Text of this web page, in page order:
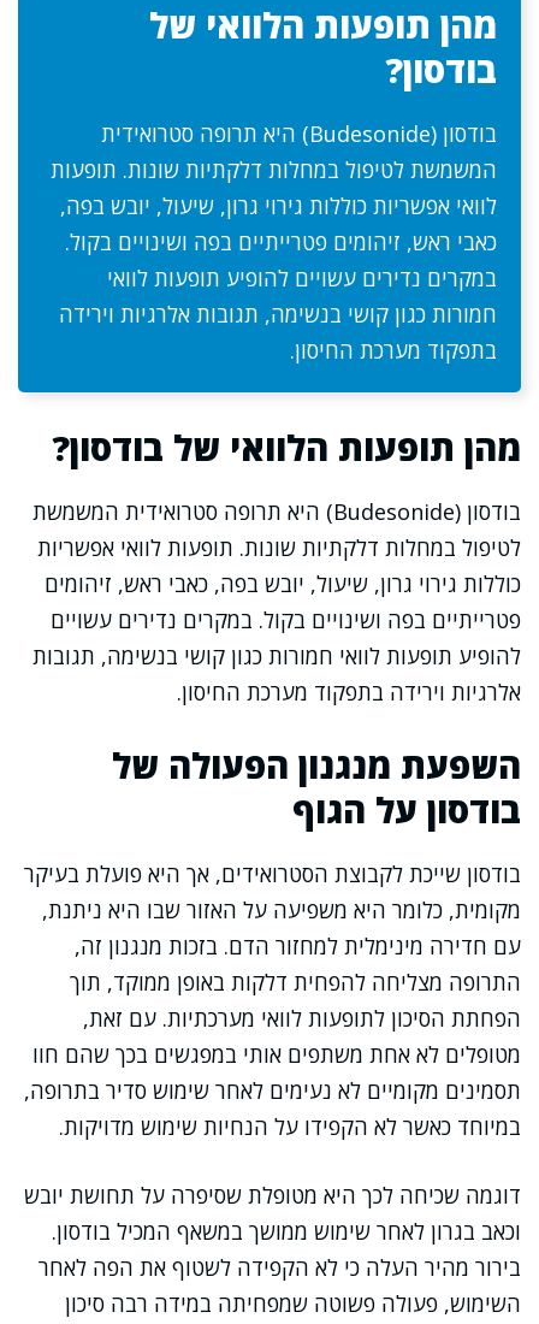
מהן תופעות הלוואי של
בודסון?
בודסון (Budesonide) היא תרופה סטרואידית
המשמשת לטיפול במחלות דלקתיות שונות. תופעות
לוואי אפשריות כוללות גירוי גרון, שיעול, יובש בפה,
כאבי ראש, זיהומים פטרייתיים בפה ושינויים בקול.
במקרים נדירים עשויים להופיע תופעות לוואי
חמורות כגון קושי בנשימה, תגובות אלרגיות וירידה
בתפקוד מערכת החיסון.
מהן תופעות הלוואי של בודסון?
בודסון (Budesonide) היא תרופה סטרואידית המשמשת
לטיפול במחלות דלקתיות שונות. תופעות לוואי אפשריות
כוללות גירוי גרון, שיעול, יובש בפה, כאבי ראש, זיהומים
פטרייתיים בפה ושינויים בקול. במקרים נדירים עשויים
להופיע תופעות לוואי חמורות כגון קושי בנשימה, תגובות
אלרגיות וירידה בתפקוד מערכת החיסון.
השפעת מנגנון הפעולה של
בודסון על הגוף
בודסון שייכת לקבוצת הסטרואידים, אך היא פועלת בעיקר
מקומית, כלומר היא משפיעה על האזור שבו היא ניתנת,
עם חדירה מינימלית למחזור הדם. בזכות מנגנון זה,
התרופה מצליחה להפחית דלקות באופן ממוקד, תוך
הפחתת הסיכון לתופעות לוואי מערכתיות. עם זאת,
מטופלים לא אחת משתפים אותי במפגשים בכך שהם חוו
תסמינים מקומיים לא נעימים לאחר שימוש סדיר בתרופה,
במיוחד כאשר לא הקפידו על הנחיות שימוש מדויקות.
דוגמה שכיחה לכך היא מטופלת שסיפרה על תחושת יובש
וכאב בגרון לאחר שימוש ממושך במשאף המכיל בודסון.
בירור מהיר העלה כי לא הקפידה לשטוף את הפה לאחר
השימוש, פעולה פשוטה שמפחיתה במידה רבה סיכון